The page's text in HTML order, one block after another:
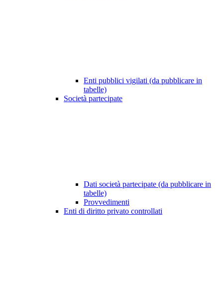
Enti pubblici vigilati (da pubblicare in
tabelle)
Società partecipate
Dati società partecipate (da pubblicare in
tabelle)
Provvedimenti
Enti di diritto privato controllati